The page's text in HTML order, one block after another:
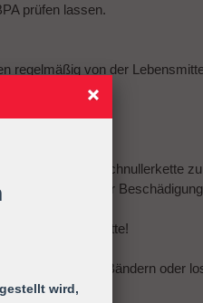
prüfen lassen.
regelmäßig von der
ist die gesamte Schnullerkette
von Mängeln oder
die Schnullerkette!
an Gurten, Bändern oder
wird,